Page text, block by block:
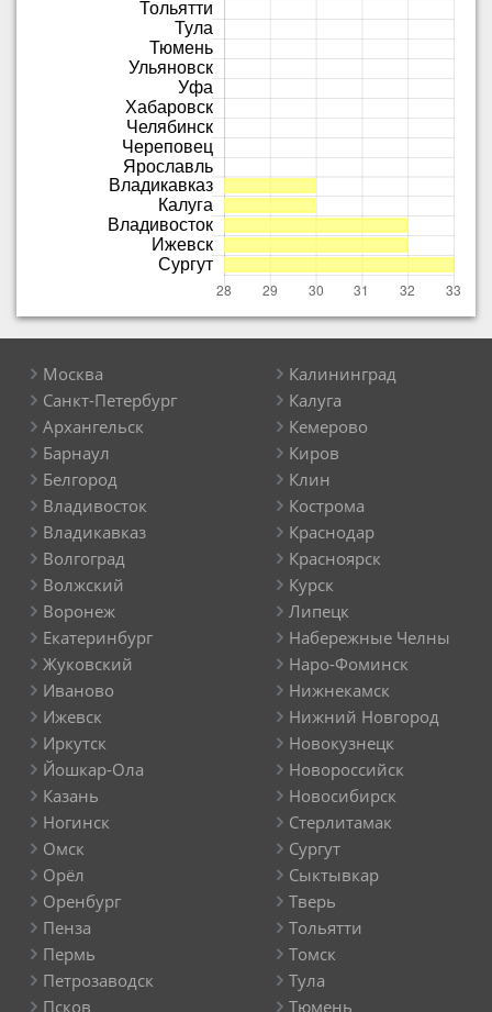
Москва
Санкт-Петербург
Архангельск
Барнаул
Белгород
Владивосток
Владикавказ
Волгоград
Волжский
Воронеж
Екатеринбург
Жуковский
Иваново
Ижевск
Иркутск
Йошкар-Ола
Казань
Калининград
Калуга
Кемерово
Киров
Клин
Кострома
Краснодар
Красноярск
Курск
Липецк
Набережные Челны
Наро-Фоминск
Нижнекамск
Нижний Новгород
Новокузнецк
Новороссийск
Новосибирск
Ногинск
Омск
Орёл
Оренбург
Пенза
Пермь
Петрозаводск
Псков
Стерлитамак
Сургут
Сыктывкар
Тверь
Тольятти
Томск
Тула
Тюмень